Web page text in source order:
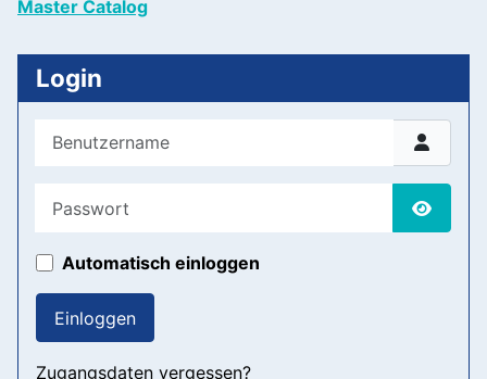
Master Catalog
Login
Benutzername
Automatisch einloggen
Einloggen
Zugangsdaten vergessen?